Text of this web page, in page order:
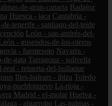
de-gran-canaria Badajoz
Huesca - jaca Cantabria -
de-tenerife - santiago-del-teide
León - san-andrés-del-
- gusendos-de-los-oteros
- fuentesoto Navarra -
de-gata Tarragona - solivella
real - retuerta-del-bullaque
Illes-balears - ibiza Toledo
pueblonuevo La-rioja -
Madrid - el-molar Huelva -
- algarrobo Las-palmas -